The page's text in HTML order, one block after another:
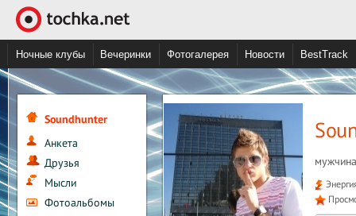
Ночные клубы Вечеринки Фотогалерея Новости BestTrack
Soundhunter
Анкета
Друзья
Мысли
Фотоальбомы